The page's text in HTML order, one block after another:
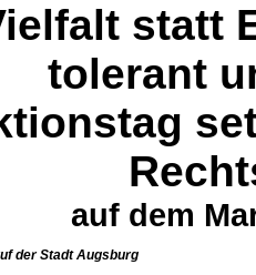
statt
tolerant
auf dem
der Stadt Augsburg